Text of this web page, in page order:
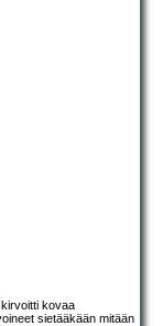
kirvoitti kovaa
sietääkään mitään